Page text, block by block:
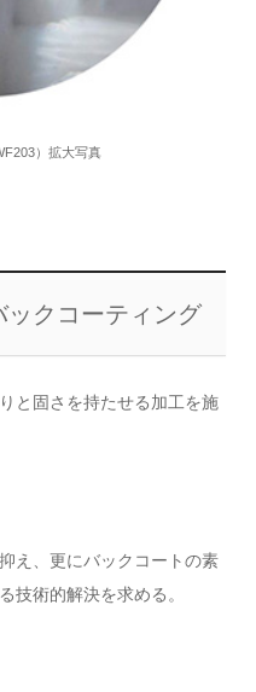
）拡大写真
ックコーティング
と固さを持たせる加工を施
え、更にバックコートの素
技術的解決を求める。